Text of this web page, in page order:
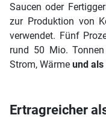
Saucen oder
zur Produktion von
verwendet. Fünf
rund 50 Mio.
Strom, Wärme und
Ertragreicher